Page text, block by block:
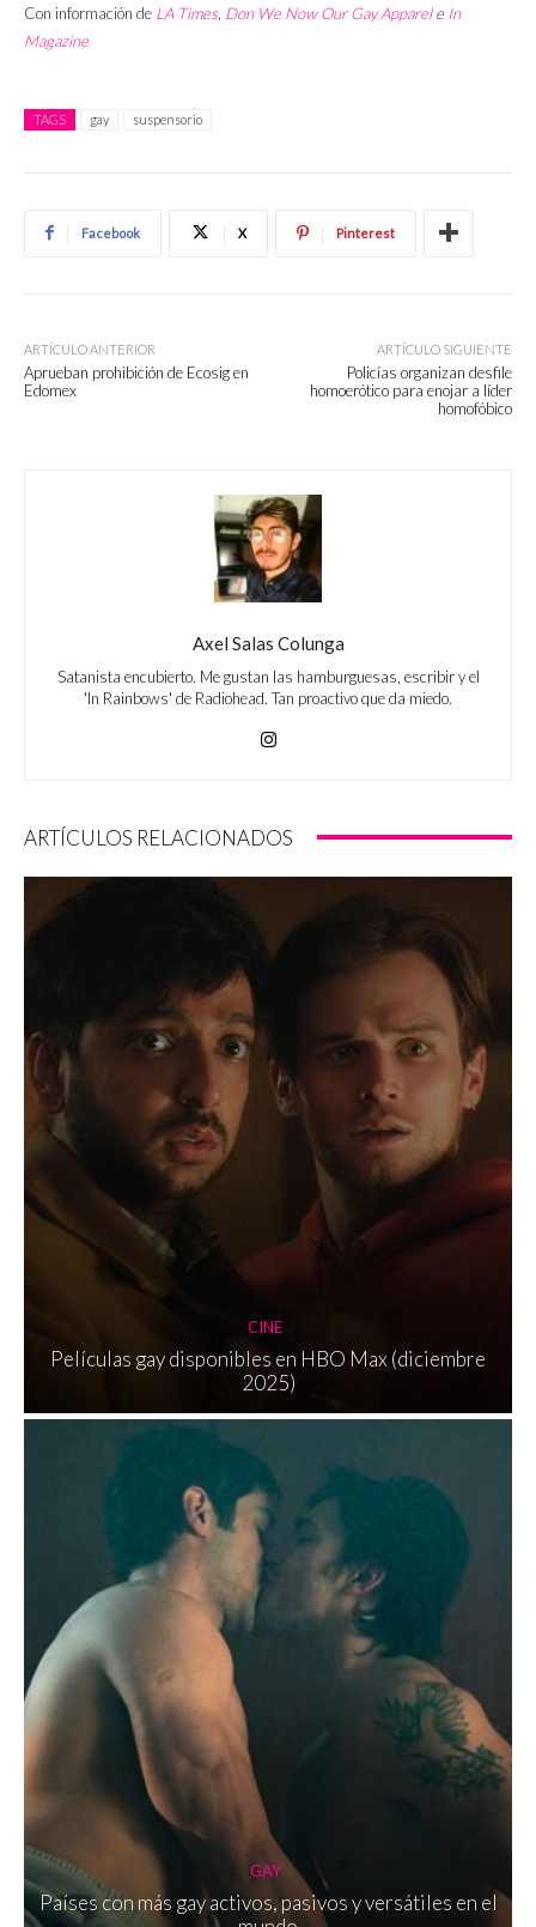
Con información de LA Times Don We Now Our Gay Apparele In
Magazine
TAGS gay suspensorio
Facebook X Pinterest
ARTÍCULO ANTERIOR
Aprueban prohibición de Ecosig en
Edomex
ARTÍCULO SIGUIENTE
Policías organizan desfile
homoerótico para enojar a líder
homofóbico
Axel Salas Colunga
Satanista encubierto. Me gustan las hamburguesas, escribir y el
'In Rainbows' de Radiohead. Tan proactivo que da miedo.
ARTÍCULOS RELACIONADOS
CINE
Películas gay disponibles en HBO Max (diciembre
2025)
GAY
Países con más gay activos, pasivos y versátiles en el